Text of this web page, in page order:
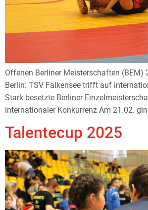
Offenen Berliner Meisterschaften (BEM)
Berlin: TSV Falkensee trifft auf
Stark besetzte Berliner
internationaler Konkurrenz Am 21.02.
Talentecup 2025